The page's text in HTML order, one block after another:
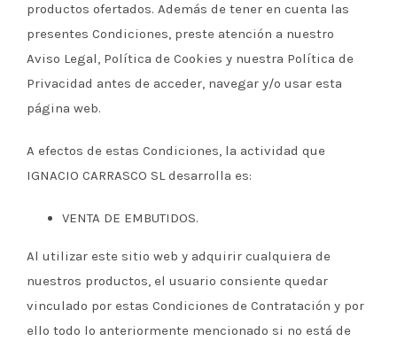
productos ofertados. Además de tener en cuenta las
presentes Condiciones, preste atención a nuestro
Aviso Legal, Política de Cookies y nuestra Política de
Privacidad antes de acceder, navegar y/o usar esta
página web.
A efectos de estas Condiciones, la actividad que
IGNACIO CARRASCO SL desarrolla es:
VENTA DE EMBUTIDOS.
Al utilizar este sitio web y adquirir cualquiera de
nuestros productos, el usuario consiente quedar
vinculado por estas Condiciones de Contratación y por
ello todo lo anteriormente mencionado si no está de